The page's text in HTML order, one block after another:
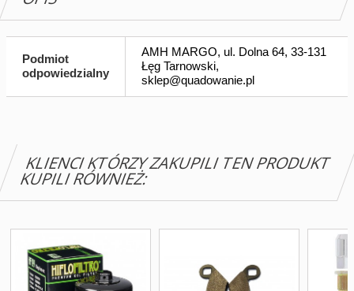
Podmiot
odpowiedzialny
AMH MARGO, ul. Dolna 64, 33-131
Łęg Tarnowski,
sklep@quadowanie.pl
KLIENCI KTÓRZY ZAKUPILI TEN PRODUKT
KUPILI RÓWNIEŻ: